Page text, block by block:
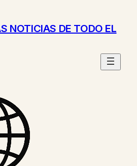
NOTICIAS DE TODO EL